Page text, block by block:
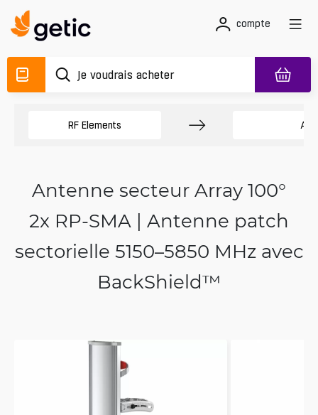
compte
RF Elements
Antenne secteur Array 100°
2x RP-SMA | Antenne patch
sectorielle 5150–5850 MHz avec
BackShield™